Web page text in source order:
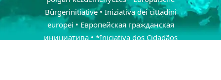
Bürgerinitiative • Iniziativa dei cittadini
europei • Европейская гражданская
инициатива • *Iniciativa dos Cidadãos